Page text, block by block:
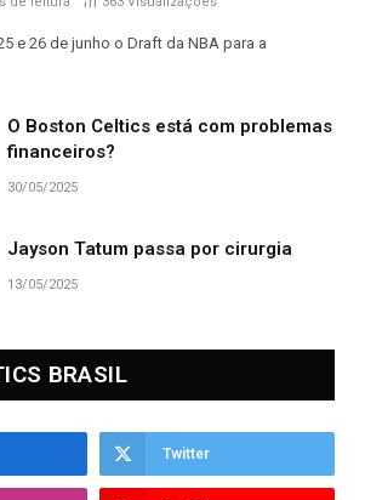
e 26 de junho o Draft da NBA para a
O Boston Celtics está com problemas
financeiros?
30/05/2025
Jayson Tatum passa por cirurgia
13/05/2025
BRASIL
Twitter